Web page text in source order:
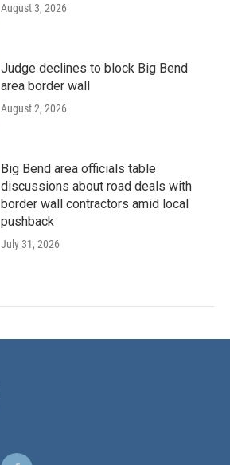
August 3, 2026
Judge declines to block Big Bend
area border wall
August 2, 2026
Big Bend area officials table
discussions about road deals with
border wall contractors amid local
pushback
July 31, 2026